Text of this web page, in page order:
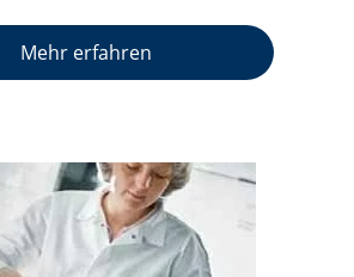
Mehr erfahren